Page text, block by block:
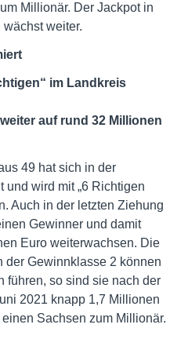
Millionär. Der Jackpot in
weiter.
im Landkreis
auf rund 32 Millionen
49 hat sich in der
wird mit „6 Richtigen
Auch in der letzten Ziehung
Gewinner und damit
Euro weiterwachsen. Die
der Gewinnklasse 2 können
führen, so sind sie nach der
2021 knapp 1,7 Millionen
Sachsen zum Millionär.